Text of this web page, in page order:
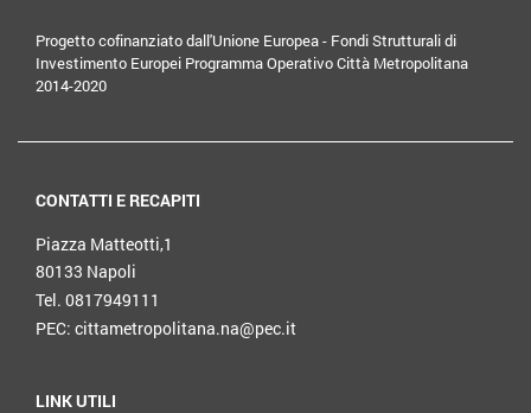
Progetto cofinanziato dall'Unione Europea - Fondi Strutturali di
Investimento Europei Programma Operativo Città Metropolitana
2014-2020
CONTATTI E RECAPITI
Piazza Matteotti,1
80133 Napoli
Tel. 0817949111
PEC: cittametropolitana.na@pec.it
LINK UTILI